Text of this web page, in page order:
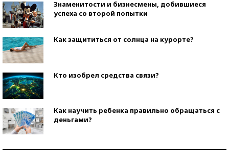
Знаменитости и бизнесмены, добившиеся
успеха со второй попытки
Как защититься от солнца на курорте?
Кто изобрел средства связи?
Как научить ребенка правильно обращаться с
деньгами?